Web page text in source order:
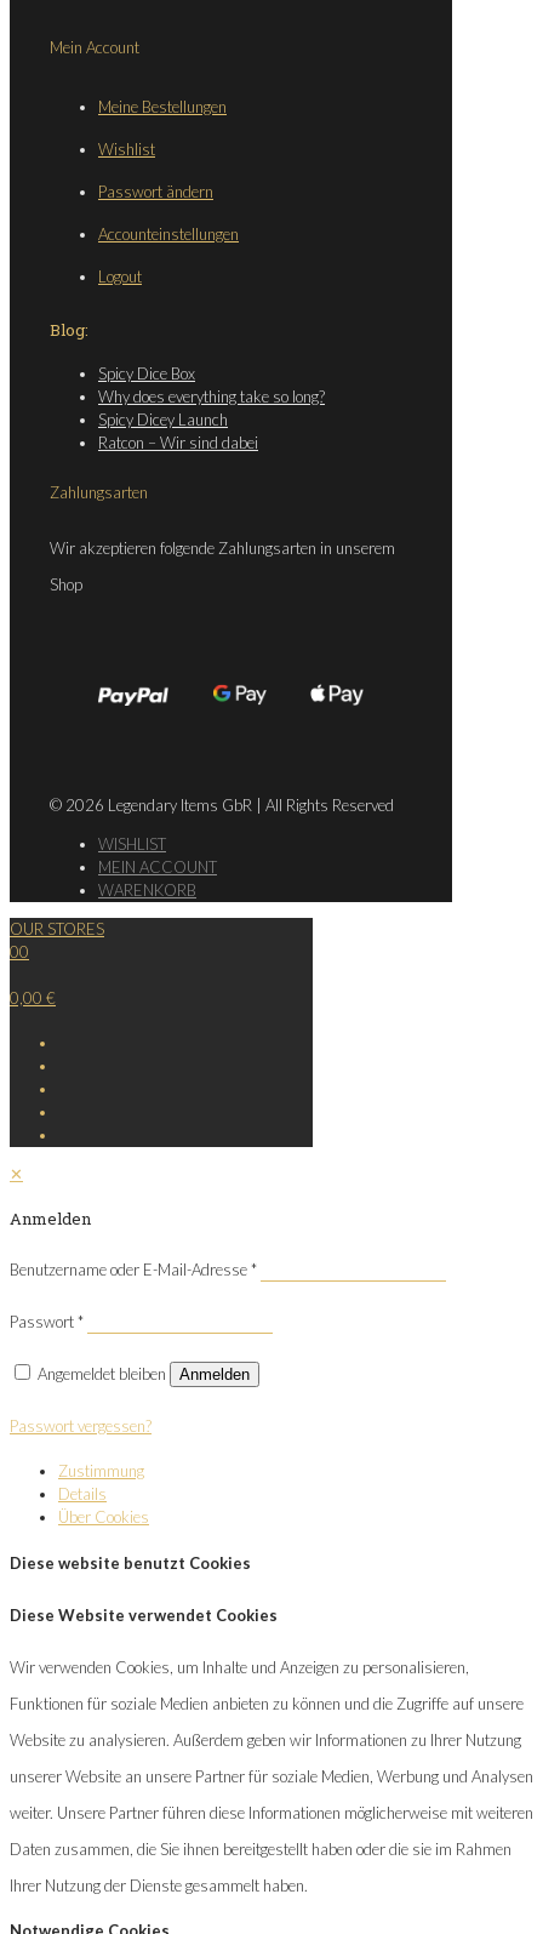
Mein Account
Meine Bestellungen
Wishlist
Passwort ändern
Accounteinstellungen
Logout
Blog:
Spicy Dice Box
Why does everything take so long?
Spicy Dicey Launch
Ratcon – Wir sind dabei
Zahlungsarten
Wir akzeptieren folgende Zahlungsarten in unserem
Shop
© 2026 Legendary Items GbR | All Rights Reserved
WISHLIST
MEIN ACCOUNT
WARENKORB
OUR STORES
00
0,00 €
✕
Anmelden
Benutzername oder E-Mail-Adresse*
Passwort*
Angemeldet bleiben Anmelden
Passwort vergessen?
Zustimmung
Details
Über Cookies
Diese website benutzt Cookies
Diese Website verwendet Cookies
Wir verwenden Cookies, um Inhalte und Anzeigen zu personalisieren,
Funktionen für soziale Medien anbieten zu können und die Zugriffe auf unsere
Website zu analysieren. Außerdem geben wir Informationen zu Ihrer Nutzung
unserer Website an unsere Partner für soziale Medien, Werbung und Analysen
weiter. Unsere Partner führen diese Informationen möglicherweise mit weiteren
Daten zusammen, die Sie ihnen bereitgestellt haben oder die sie im Rahmen
Ihrer Nutzung der Dienste gesammelt haben.